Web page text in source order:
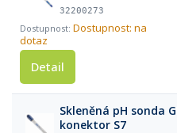
32200273
Dostupnost: na
dotaz
Detail
Skleněná pH sonda
konektor S7